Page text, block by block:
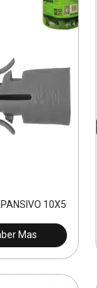
10X50mm
Mas